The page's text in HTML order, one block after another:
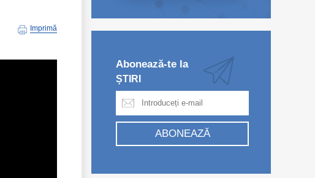
Imprimă
Abonează-te la
ȘTIRI
ABONEAZĂ